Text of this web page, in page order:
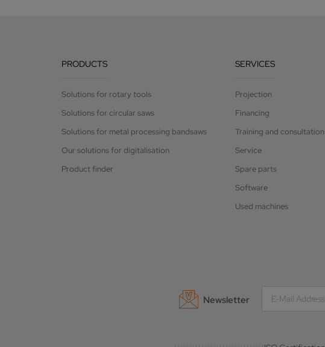
PRODUCTS
Solutions for rotary tools
Solutions for circular saws
Solutions for metal processing bandsaws
Our solutions for digitalisation
Product finder
SERVICES
Projection
Financing
Training and consultation
Service
Spare parts
Software
Used machines
Newsletter